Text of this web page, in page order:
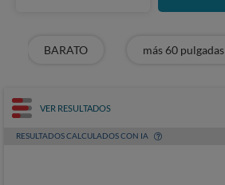
BARATO más 60 pulgadas
VER RESULTADOS
RESULTADOS CALCULADOS CON IA